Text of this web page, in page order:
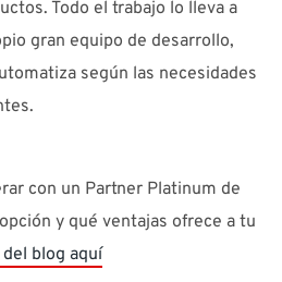
Todo el trabajo lo lleva a
gran equipo de desarrollo,
según las necesidades
con un Partner Platinum de
y qué ventajas ofrece a tu
blog aquí